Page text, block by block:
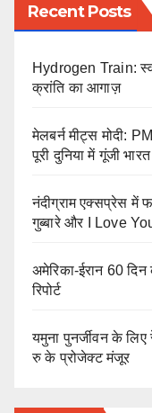
Recent Posts
Hydrogen Train:
क्रांति का आगाज़
मेलबर्न मीट्स मोदी:
पूरी दुनिया में गूंजी
नंदीग्राम एक्सप्रेस में
गुब्बारे और I Love
अमेरिका-ईरान 60 दिन
रिपोर्ट
यमुना पुनर्जीवन के
रु के प्रोजेक्ट मंजूर